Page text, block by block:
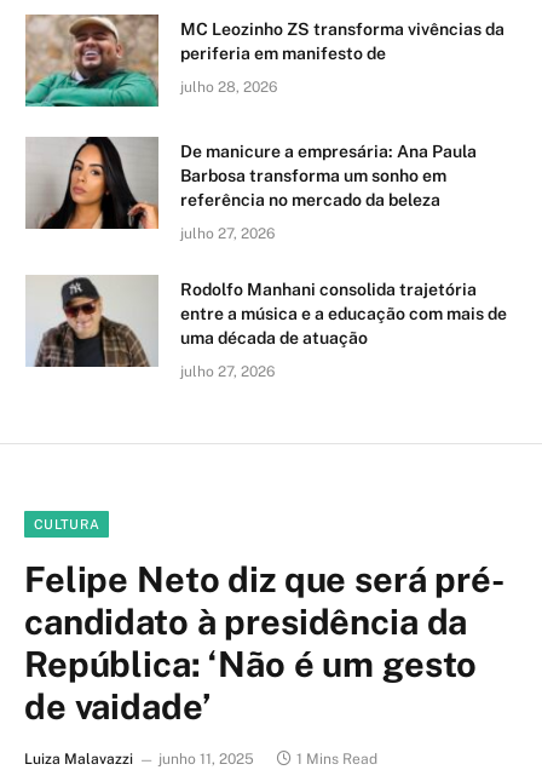
MC Leozinho ZS transforma vivências da
periferia em manifesto de
julho 28, 2026
De manicure a empresária: Ana Paula
Barbosa transforma um sonho em
referência no mercado da beleza
julho 27, 2026
Rodolfo Manhani consolida trajetória
entre a música e a educação com mais de
uma década de atuação
julho 27, 2026
CULTURA
Felipe Neto diz que será pré-
candidato à presidência da
República: ‘Não é um gesto
de vaidade’
Luiza Malavazzi junho 11, 2025 1 Mins Read